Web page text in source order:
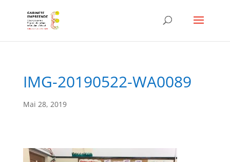
IMG-20190522-WA0089
Mai 28, 2019